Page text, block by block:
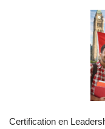
Certification en